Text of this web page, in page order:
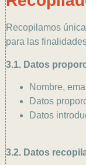
Recopilamos
para las
3.1. Datos
Nombre,
Datos
Datos
3.2. Datos